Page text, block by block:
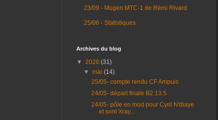
23/09 - Mugen MTC-1 de Rémi Rivard
25/06 - Statistiques
Archives du blog
▼ 2026 (31)
▼mai(14)
25/05- compte rendu CF Ampuis
24/05- départ finale B2 13.5
24/05- pôle en mod pour Cyril N'diaye
et sont Xray...